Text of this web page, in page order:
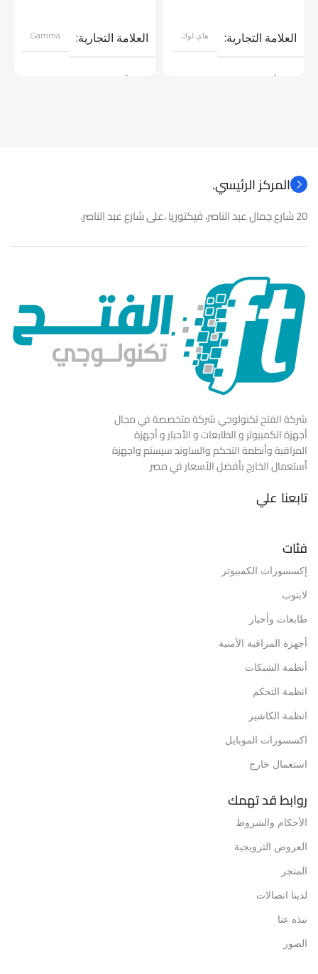
العلامة التجارية هاي لوك
موديل
العلامة التجارية Gamma
موديل
المركز الرئيسي.
20 شارع جمال عبد الناصر، فيكتوريا ،على شارع عبد الناصر.
شركة الفتح تكنولوجي شركة متخصصة في مجال
أجهزة الكمبيوتر و الطابعات و الأحبار و أجهزة
المراقبة وأنظمة التحكم والساوند سيستم واجهزة
أستعمال الخارج بأفضل الأسعار في مصر
تابعنا علي
فئات
إكسسورات الكمبيوتر
لابتوب
طابعات وأحبار
أجهزة المراقبة الأمنية
أنظمة الشبكات
انظمة التحكم
انظمة الكاشير
اكسسورات الموبايل
استعمال خارج
روابط قد تهمك
الأحكام والشروط
العروض الترويجية
المتجر
لدينا اتصالات
نبذه عنا
الصور